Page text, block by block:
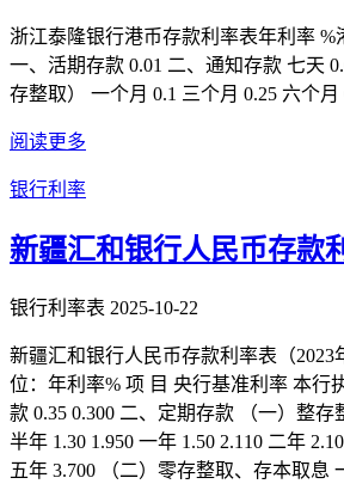
浙江泰隆银行港币存款利率表年利率 %
一、活期存款 0.01 二、通知存款 七天
存整取） 一个月 0.1 三个月 0.25 六个月
阅读更多
银行利率
新疆汇和银行人民币存款
银行利率表 2025-10-22
新疆汇和银行人民币存款利率表（2023
位：年利率% 项 目 央行基准利率 本行
款 0.35 0.300 二、定期存款 （一）整存
半年 1.30 1.950 一年 1.50 2.110 二年
五年 3.700 （二）零存整取、存本取息